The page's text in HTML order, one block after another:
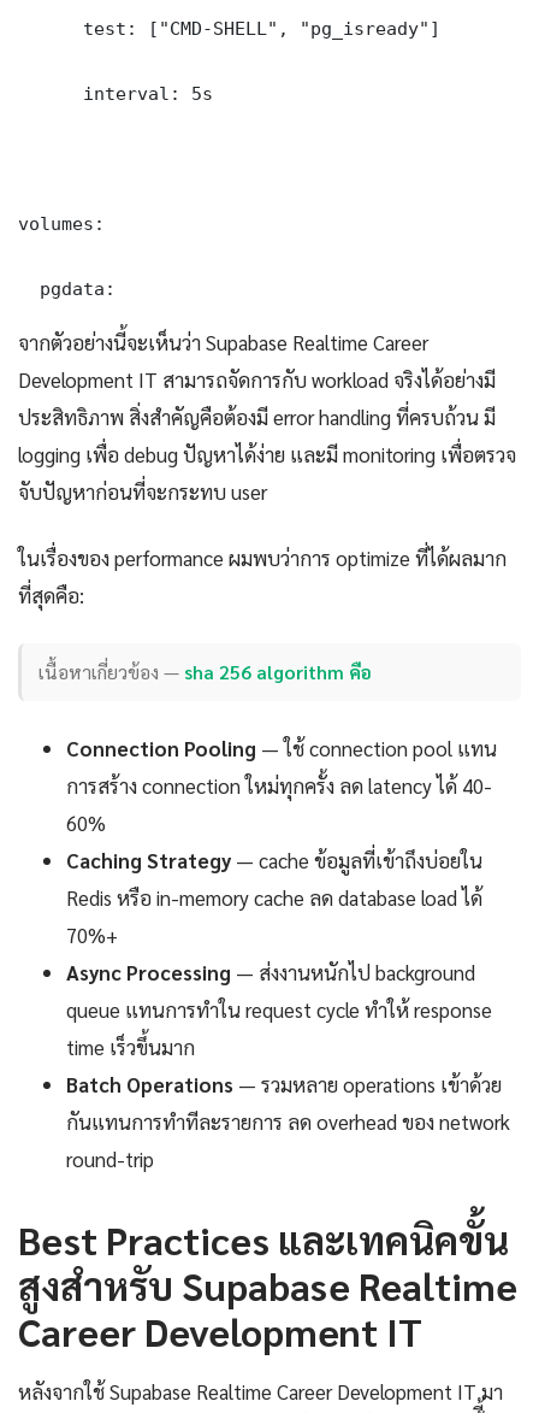
      test: ["CMD-SHELL", "pg_isready"]
      interval: 5s
volumes:
  pgdata:
จากตัวอย่างนี้จะเห็นว่า Supabase Realtime Career
Development IT สามารถจัดการกับ workload จริงได้อย่างมี
ประสิทธิภาพ สิ่งสำคัญคือต้องมี error handling ที่ครบถ้วน มี
logging เพื่อ debug ปัญหาได้ง่าย และมี monitoring เพื่อตรวจ
จับปัญหาก่อนที่จะกระทบ user
ในเรื่องของ performance ผมพบว่าการ optimize ที่ได้ผลมาก
ที่สุดคือ:
เนื้อหาเกี่ยวข้อง — sha 256 algorithm คือ
Connection Pooling — ใช้ connection pool แทน
การสร้าง connection ใหม่ทุกครั้ง ลด latency ได้ 40-
60%
Caching Strategy — cache ข้อมูลที่เข้าถึงบ่อยใน
Redis หรือ in-memory cache ลด database load ได้
70%+
Async Processing — ส่งงานหนักไป background
queue แทนการทำใน request cycle ทำให้ response
time เร็วขึ้นมาก
Batch Operations — รวมหลาย operations เข้าด้วย
กันแทนการทำทีละรายการ ลด overhead ของ network
round-trip
Best Practices และเทคนิคขั้น
สูงสำหรับ Supabase Realtime
Career Development IT
หลังจากใช้ Supabase Realtime Career Development IT มา